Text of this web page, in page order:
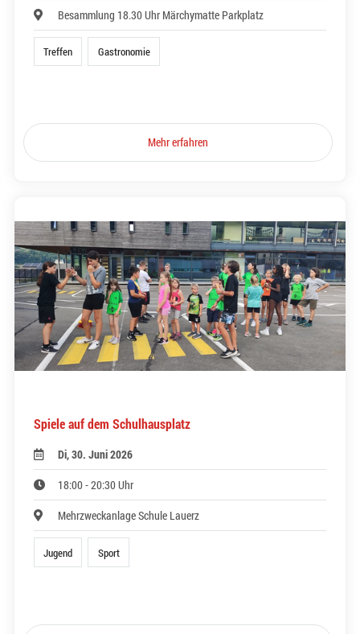
Besammlung 18.30 Uhr Märchymatte Parkplatz
Treffen Gastronomie
Mehr erfahren
Spiele auf dem Schulhausplatz
Di, 30. Juni 2026
18:00 - 20:30 Uhr
Mehrzweckanlage Schule Lauerz
Jugend Sport